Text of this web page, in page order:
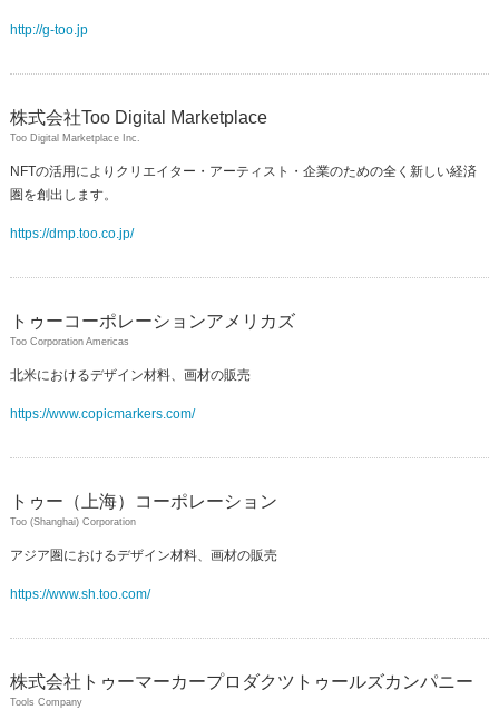
http://g-too.jp
株式会社Too Digital Marketplace
Too Digital Marketplace Inc.
NFTの活用によりクリエイター・アーティスト・企業のための全く新しい経済
圏を創出します。
https://dmp.too.co.jp/
トゥーコーポレーションアメリカズ
Too Corporation Americas
北米におけるデザイン材料、画材の販売
https://www.copicmarkers.com/
トゥー（上海）コーポレーション
Too (Shanghai) Corporation
アジア圏におけるデザイン材料、画材の販売
https://www.sh.too.com/
株式会社トゥーマーカープロダクツトゥールズカンパニー
Tools Company